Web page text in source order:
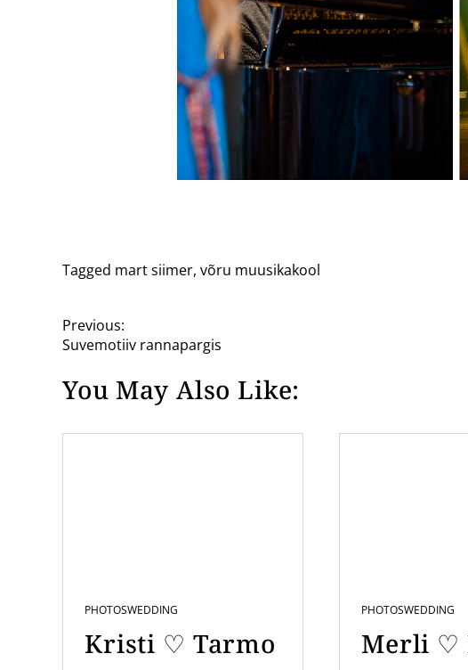
Tagged mart siimer, võru muusikakool
P
o
s
Previous:
Suvemotiiv rannapargis
You May Also Like:
PHOTOSWEDDING
Kristi ♡ Tarmo
PHOTOSWEDDING
Merli ♡